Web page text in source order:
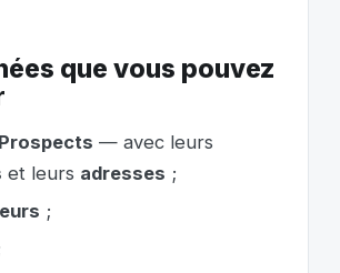
que vous pouvez
— avec leurs
et leurs adresses ;
;